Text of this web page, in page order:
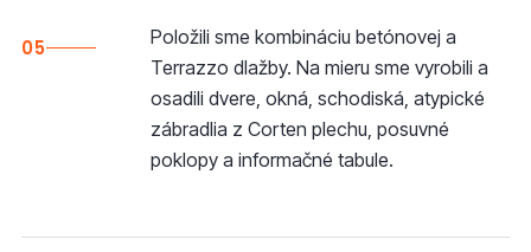
05
Položili sme kombináciu betónovej a
Terrazzo dlažby. Na mieru sme vyrobili a
osadili dvere, okná, schodiská, atypické
zábradlia z Corten plechu, posuvné
poklopy a informačné tabule.